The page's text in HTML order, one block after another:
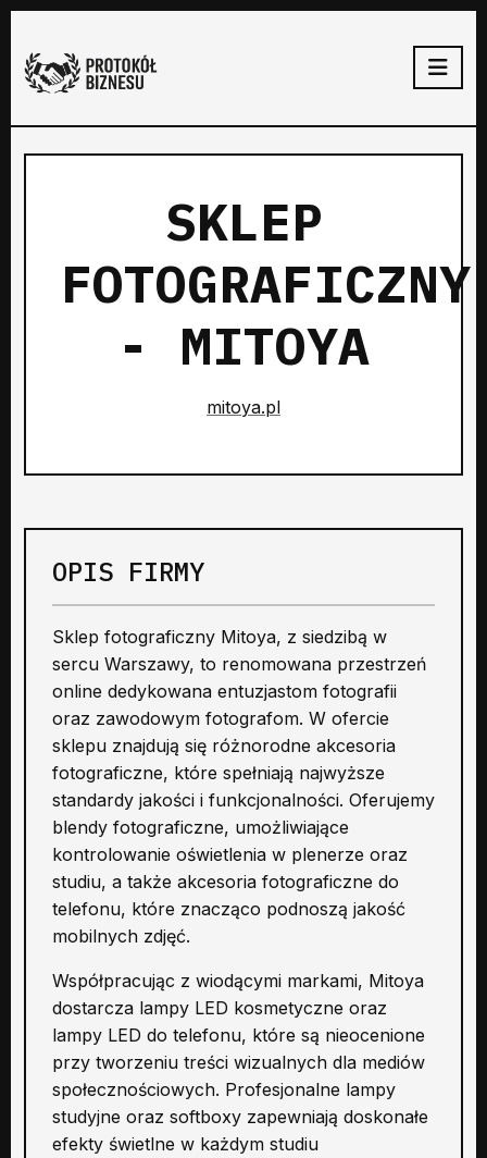
SKLEP
FOTOGRAFICZNY
- MITOYA
mitoya.pl
OPIS FIRMY
Sklep fotograficzny Mitoya, z siedzibą w
sercu Warszawy, to renomowana przestrzeń
online dedykowana entuzjastom fotografii
oraz zawodowym fotografom. W ofercie
sklepu znajdują się różnorodne akcesoria
fotograficzne, które spełniają najwyższe
standardy jakości i funkcjonalności. Oferujemy
blendy fotograficzne, umożliwiające
kontrolowanie oświetlenia w plenerze oraz
studiu, a także akcesoria fotograficzne do
telefonu, które znacząco podnoszą jakość
mobilnych zdjęć.
Współpracując z wiodącymi markami, Mitoya
dostarcza lampy LED kosmetyczne oraz
lampy LED do telefonu, które są nieocenione
przy tworzeniu treści wizualnych dla mediów
społecznościowych. Profesjonalne lampy
studyjne oraz softboxy zapewniają doskonałe
efekty świetlne w każdym studiu